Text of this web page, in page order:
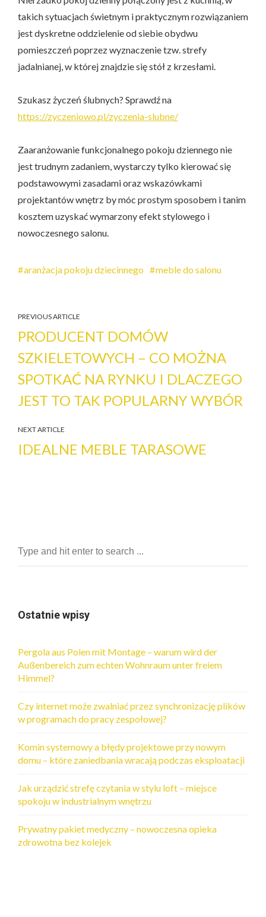
takich sytuacjach świetnym i praktycznym rozwiązaniem
jest dyskretne oddzielenie od siebie obydwu
pomieszczeń poprzez wyznaczenie tzw. strefy
jadalnianej, w której znajdzie się stół z krzesłami.
Szukasz życzeń ślubnych? Sprawdź na
https://zyczeniowo.pl/zyczenia-slubne/
Zaaranżowanie funkcjonalnego pokoju dziennego nie
jest trudnym zadaniem, wystarczy tylko kierować się
podstawowymi zasadami oraz wskazówkami
projektantów wnętrz by móc prostym sposobem i tanim
kosztem uzyskać wymarzony efekt stylowego i
nowoczesnego salonu.
aranżacja pokoju dziecinnego meble do salonu
PREVIOUS ARTICLE
PRODUCENT DOMÓW
SZKIELETOWYCH – CO MOŻNA
SPOTKAĆ NA RYNKU I DLACZEGO
JEST TO TAK POPULARNY WYBÓR
NEXT ARTICLE
IDEALNE MEBLE TARASOWE
Ostatnie wpisy
Pergola aus Polen mit Montage – warum wird der
Außenbereich zum echten Wohnraum unter freiem
Himmel?
Czy internet może zwalniać przez synchronizację plików
w programach do pracy zespołowej?
Komin systemowy a błędy projektowe przy nowym
domu – które zaniedbania wracają podczas eksploatacji
Jak urządzić strefę czytania w stylu loft – miejsce
spokoju w industrialnym wnętrzu
Prywatny pakiet medyczny – nowoczesna opieka
zdrowotna bez kolejek